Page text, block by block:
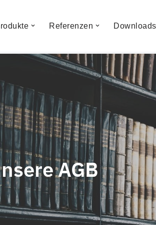
Referenzen Downloads
AGB